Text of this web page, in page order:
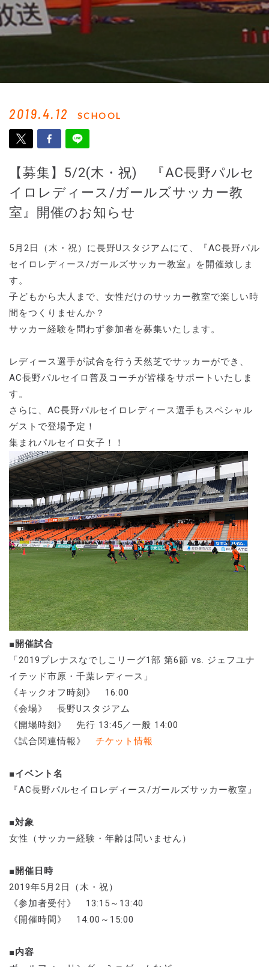
2019.4.12 SCHOOL
【募集】5/2(木・祝) 『AC長野パルセ
イロレディース/ガールズサッカー教
室』開催のお知らせ
5月2日（木・祝）に長野Uスタジアムにて、『AC長野パル
セイロレディース/ガールズサッカー教室』を開催致しま
す。
子どもから大人まで、女性だけのサッカー教室で楽しい時
間をつくりませんか？
サッカー経験を問わず参加者を募集いたします。
レディース選手が試合を行う天然芝でサッカーができ、
AC長野パルセイロ普及コーチが皆様をサポートいたしま
す。
さらに、AC長野パルセイロレディース選手もスペシャル
ゲストで登場予定！
集まれパルセイロ女子！！
■開催試合
「2019プレナスなでしこリーグ1部 第6節 vs. ジェフユナ
イテッド市原・千葉レディース」
《キックオフ時刻》 16:00
《会場》 長野Uスタジアム
《開場時刻》 先行 13:45／一般 14:00
《試合関連情報》 チケット情報
■イベント名
『AC長野パルセイロレディース/ガールズサッカー教室』
■対象
女性（サッカー経験・年齢は問いません）
■開催日時
2019年5月2日（木・祝）
《参加者受付》 13:15～13:40
《開催時間》 14:00～15:00
■内容